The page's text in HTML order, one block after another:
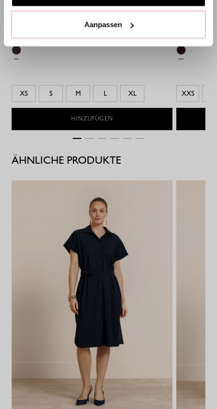
Aanpassen
BIBI CARDIGAN - ESPRESSO - 91545
XS S M L XL
HINZUFÜGEN
XXS
ÄHNLICHE PRODUKTE